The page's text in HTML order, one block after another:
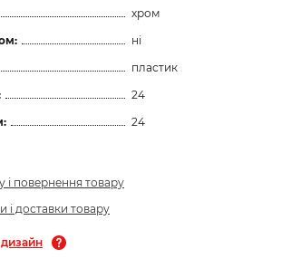
хром
ні
пластик
24
24
і повернення товару
і доставки товару